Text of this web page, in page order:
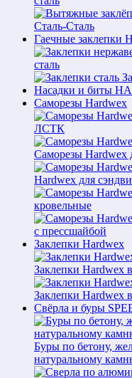
Сталь-Сталь
Гаечные заклепки
сталь
Насадки и биты
Саморезы Hardwex
ЛСТК
Саморезы Hardwex
Hardwex для
кровельные
с прессшайбой
Заклепки Hardwex
Заклепки Hardwex
Заклепки Hardwex
Свёрла и буры
Буры по бетону,
натуральному